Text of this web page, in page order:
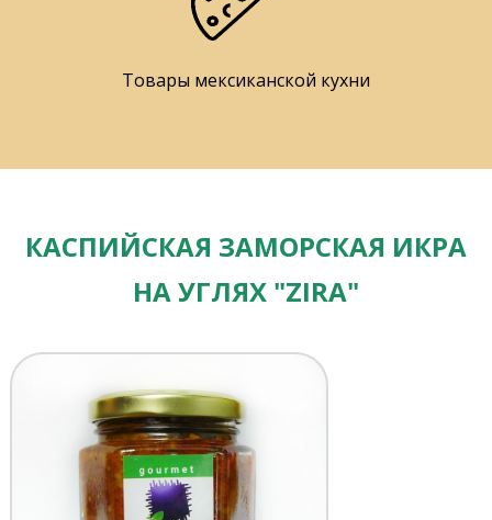
Товары мексиканской кухни
КАСПИЙСКАЯ ЗАМОРСКАЯ ИКРА
НА УГЛЯХ "ZIRA"